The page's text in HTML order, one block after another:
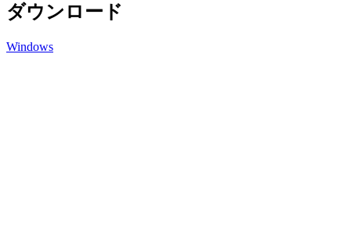
ダウンロード
Windows